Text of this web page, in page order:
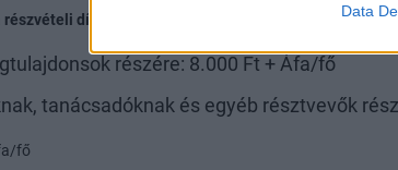
Data
díja:
részére: 8.000 Ft + Áfa/fő
tanácsadóknak és egyéb résztvevők
fő